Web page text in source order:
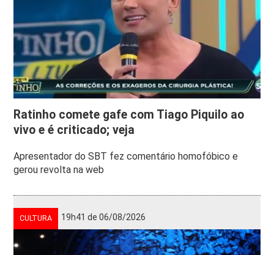
Ratinho comete gafe com Tiago Piquilo ao
vivo e é criticado; veja
Apresentador do SBT fez comentário homofóbico e
gerou revolta na web
CULTURA 19h41 de 06/08/2026